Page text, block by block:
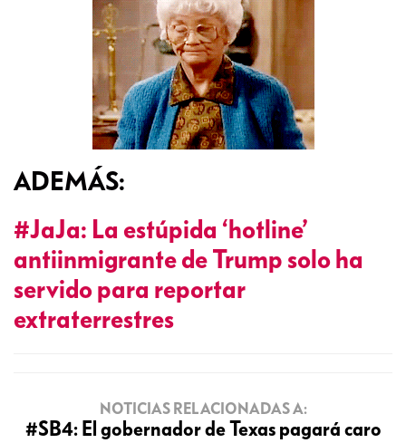
ADEMÁS:
#JaJa: La estúpida ‘hotline’
antiinmigrante de Trump solo ha
servido para reportar
extraterrestres
NOTICIAS RELACIONADAS A:
#SB4: El gobernador de Texas pagará caro